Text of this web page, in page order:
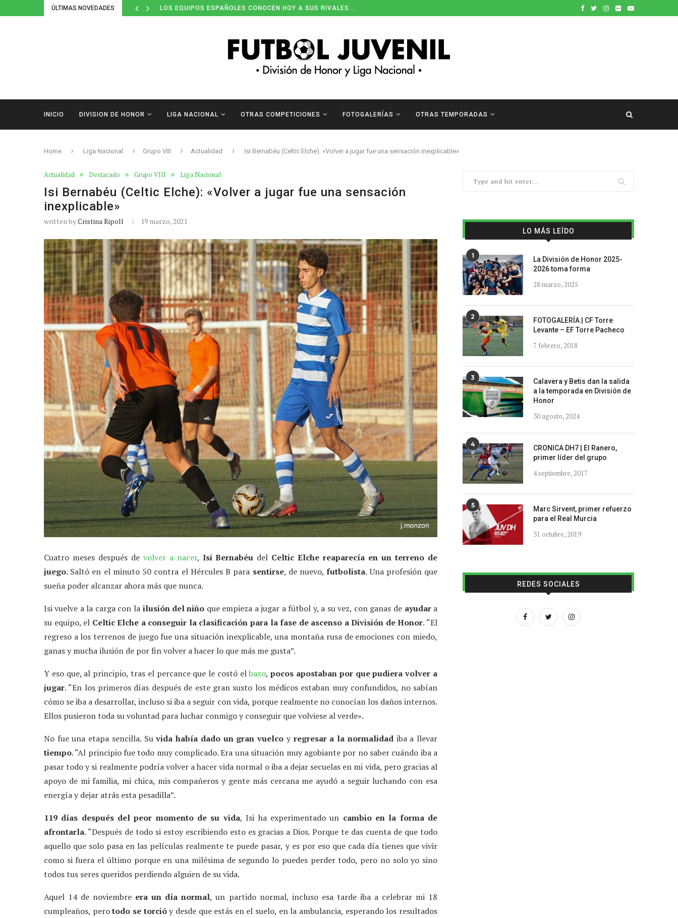
ÚLTIMAS NOVEDADES DEFINIDOS LOS CALENDARIOS DE DIVISIÓN DE HONOR
INICIO DIVISION DE HONOR LIGA NACIONAL OTRAS COMPETICIONES FOTOGALERÍAS OTRAS TEMPORADAS
Home Liga Nacional Grupo VIII Actualidad Isi Bernabéu (Celtic Elche): «Volver a jugar fue una sensación inexplicable»
Actualidad Destacado Grupo VIII Liga Nacional
Isi Bernabéu (Celtic Elche): «Volver a jugar fue una sensación
inexplicable»
written byCristina Ripoll 19 marzo, 2021
Cuatro meses después de volver a nacer, Isi Bernabéu del Celtic Elche reaparecía en un terreno de
juego. Saltó en el minuto 50 contra el Hércules B para sentirse, de nuevo,futbolista. Una profesión que
sueña poder alcanzar ahora más que nunca.
Isi vuelve a la carga con la ilusión del niño que empieza a jugar a fútbol y, a su vez, con ganas de ayudara
su equipo, el Celtic Elche a conseguir la clasificación para la fase de ascenso a División de Honor. “El
regreso a los terrenos de juego fue una situación inexplicable, una montaña rusa de emociones con miedo,
ganas y mucha ilusión de por fin volver a hacer lo que más me gusta”.
Y eso que, al principio, tras el percance que le costó elbazo,pocos apostaban por que pudiera volver a
jugar. “En los primeros días después de este gran susto los médicos estaban muy confundidos, no sabían
cómo se iba a desarrollar, incluso si iba a seguir con vida, porque realmente no conocían los daños internos.
Ellos pusieron toda su voluntad para luchar conmigo y conseguir que volviese al verde».
No fue una etapa sencilla. Suvida había dado un gran vuelco y regresar a la normalidadiba a llevar
tiempo. “Al principio fue todo muy complicado. Era una situación muy agobiante por no saber cuándo iba a
pasar todo y si realmente podría volver a hacer vida normal o iba a dejar secuelas en mi vida, pero gracias al
apoyo de mi familia, mi chica, mis compañeros y gente más cercana me ayudó a seguir luchando con esa
energía y dejar atrás esta pesadilla”.
119 días después del peor momento de su vida, Isi ha experimentado un cambio en la forma de
afrontarla. “Después de todo si estoy escribiendo esto es gracias a Dios. Porque te das cuenta de que todo
aquello que solo pasa en las películas realmente te puede pasar, y es por eso que cada día tienes que vivir
como si fuera el último porque en una milésima de segundo lo puedes perder todo, pero no solo yo sino
todos tus seres queridos perdiendo alguien de su vida.
Aquel 14 de noviembre era un día normal, un partido normal, incluso esa tarde iba a celebrar mi 18
cumpleaños, perotodo se torcióy desde que estás en el suelo, en la ambulancia, esperando los resultados
LO MÁS LEÍDO
1
La División de Honor 2025-
2026 toma forma
28 marzo, 2025
2
FOTOGALERÍA | CF Torre
Levante – EF Torre Pacheco
7 febrero, 2018
3
Calavera y Betis dan la salida
a la temporada en División de
Honor
30 agosto, 2024
4
CRONICA DH7 | El Ranero,
primer líder del grupo
4 septiembre, 2017
5
Marc Sirvent, primer refuerzo
para el Real Murcia
31 octubre, 2019
REDES SOCIALES